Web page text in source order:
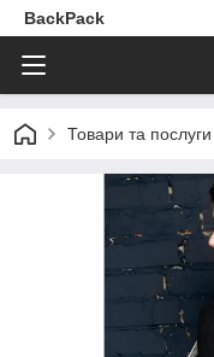
BackPack
Товари та послуги